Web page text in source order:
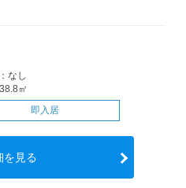
なし
㎡
即入居
を見る